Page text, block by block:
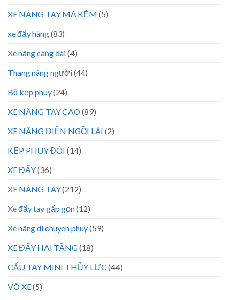
XE NÂNG TAY MẠ KẼM (5)
xe đẩy hàng(83)
Xe nâng càng dài(4)
Thang nâng người(44)
Bộ kẹp phuy(24)
XE NÂNG TAY CAO(89)
XE NÂNG ĐIỆN NGỒI LÁI (2)
KẸP PHUY ĐÔI (14)
XE ĐẨY(36)
XE NÂNG TAY(212)
Xe đẩy tay gấp gọn(12)
Xe nâng di chuyen phuy(59)
XE ĐẨY HAI TẦNG(18)
CẨU TAY MINI THỦY LỰC (44)
VÕ XE(5)